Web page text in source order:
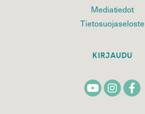
Mediatiedot
Tietosuojaseloste
KIRJAUDU